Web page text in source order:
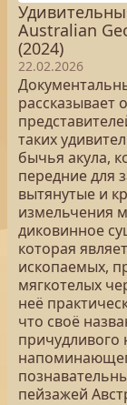
Australian
(2024)
22.02.2026
рассказывает
таких
бычья акула,
передние для
вытянутые и
измельчения
диковинное
которая
ископаемых,
мягкотелых
неё
что своё
пейзажей